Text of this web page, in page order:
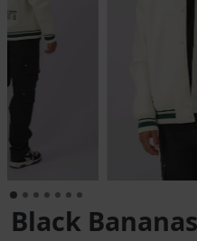
Black Bananas